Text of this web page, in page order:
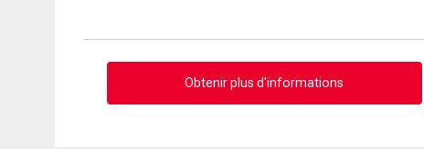
Obtenir plus d'informations